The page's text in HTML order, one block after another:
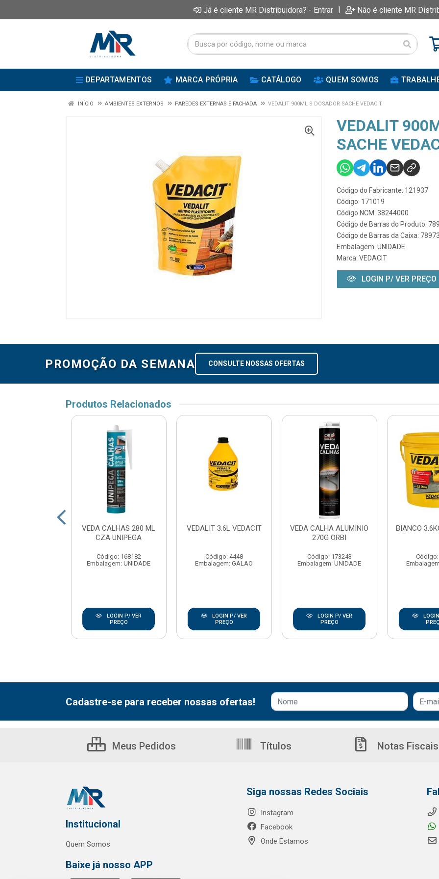
Já é cliente MR Distribuidora? - Entrar | Não é cliente MR
DEPARTAMENTOS MARCA PRÓPRIA CATÁLOGO QUEM SOMOS
INÍCIO AMBIENTES EXTERNOS PAREDES EXTERNAS E FACHADA VEDALIT 900ML S DOSADOR SACHE VEDACIT
VEDALIT
SACHE
Código do Fabricante: 121937
Código: 171019
Código NCM: 38244000
Código de Barras do Produto:
Código de Barras da Caixa:
Embalagem: UNIDADE
Marca: VEDACIT
LOGIN P/ VER PREÇO
PROMOÇÃO DA SEMANA CONSULTE NOSSAS OFERTAS
Produtos Relacionados
VEDA CALHAS 280 ML
CZA UNIPEGA
Código: 168182
Embalagem: UNIDADE
LOGIN P/ VER
PREÇO
VEDALIT 3.6L VEDACIT
Código: 4448
Embalagem: GALAO
LOGIN P/ VER
PREÇO
VEDA CALHA ALUMINIO
270G ORBI
Código: 173243
Embalagem: UNIDADE
LOGIN P/ VER
PREÇO
BIANCO
Cadastre-se para receber nossas ofertas!
Meus Pedidos Títulos Notas Fiscais
Institucional
Quem Somos
Baixe já nosso APP
Siga nossas Redes Sociais
Instagram
Facebook
Onde Estamos